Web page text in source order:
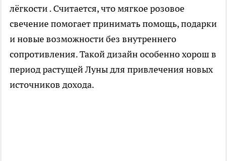
лёгкости . Считается, что мягкое розовое
свечение помогает принимать помощь, подарки
и новые возможности без внутреннего
сопротивления. Такой дизайн особенно хорош в
период растущей Луны для привлечения новых
источников дохода.